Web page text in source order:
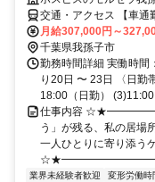
交通・アクセス 【車通
口徒歩13分、国道356
月給307,000円～
千葉県我孫子市
勤務時間詳細 実働時間
り20日 〜 23日 〈日勤
18:00（日勤）
仕事内容
う」が残る、私の居場
一人ひとりに寄り添う
業界未経験者歓迎 変形労働時